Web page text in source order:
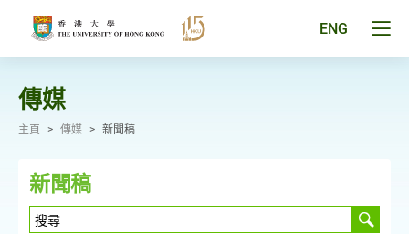
ENG
傳媒
主頁 > 傳媒 > 新聞稿
新聞稿